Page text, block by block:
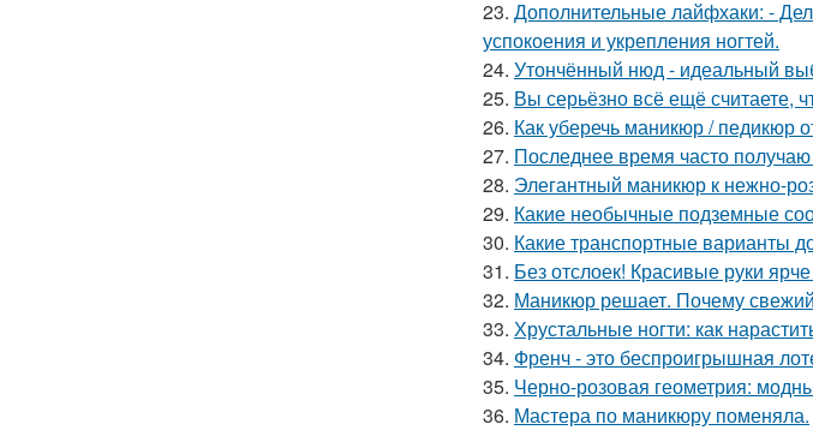
23. Дополнительные лайфхаки: -
успокоения и укрепления ногтей.
24. Утончённый нюд - идеальный
25. Вы серьёзно всё ещё считаете,
26. Как уберечь маникюр / педикюр
27. Последнее время часто
28. Элегантный маникюр к нежно-
29. Какие необычные подземные
30. Какие транспортные варианты
31. Без отслоек! Красивые руки
32. Маникюр решает. Почему
33. Хрустальные ногти: как
34. Френч - это беспроигрышная
35. Черно-розовая геометрия:
36. Мастера по маникюру поменяла.